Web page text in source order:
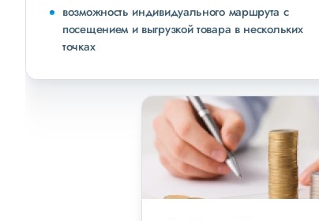
возможность индивидуального маршрута с
посещением и выгрузкой товара в нескольких
точках